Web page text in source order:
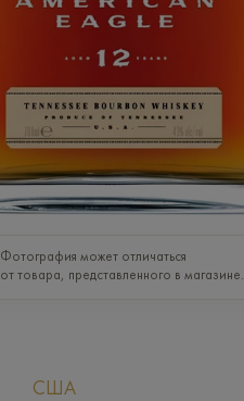
Фотография может отличаться
от товара, представленного в магазине.
США